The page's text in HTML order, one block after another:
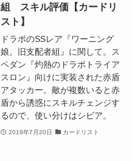
組 スキル評価【カードリ
スト】
ドラポのSSレア『ワーニング
娘。旧支配者組』に関して。ス
ペダン『灼熱のドラポトライア
スロン』向けに実装された赤盾
アタッカー。敵が複数いると赤
盾から誘惑にスキルチェンジす
るので、使い分けはシビア。
2019年7月20日 カードリスト